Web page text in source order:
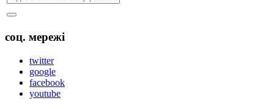
соц. мережі
twitter
google
facebook
youtube